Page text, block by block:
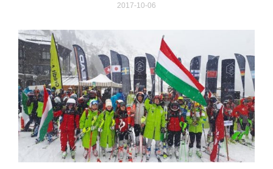
2017-10-06